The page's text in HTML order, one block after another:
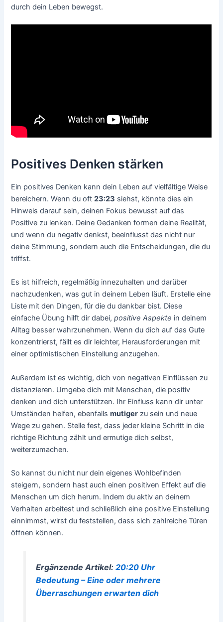
durch dein Leben bewegst.
Positives Denken stärken
Ein positives Denken kann dein Leben auf vielfältige Weise
bereichern. Wenn du oft23:23 siehst, könnte dies ein
Hinweis darauf sein, deinen Fokus bewusst auf das
Positive zu lenken. Deine Gedanken formen deine Realität,
und wenn du negativ denkst, beeinflusst das nicht nur
deine Stimmung, sondern auch die Entscheidungen, die du
triffst.
Es ist hilfreich, regelmäßig innezuhalten und darüber
nachzudenken, was gut in deinem Leben läuft. Erstelle eine
Liste mit den Dingen, für die du dankbar bist. Diese
einfache Übung hilft dir dabei,positive Aspekte in deinem
Alltag besser wahrzunehmen. Wenn du dich auf das Gute
konzentrierst, fällt es dir leichter, Herausforderungen mit
einer optimistischen Einstellung anzugehen.
Außerdem ist es wichtig, dich von negativen Einflüssen zu
distanzieren. Umgebe dich mit Menschen, die positiv
denken und dich unterstützen. Ihr Einfluss kann dir unter
Umständen helfen, ebenfallsmutiger zu sein und neue
Wege zu gehen. Stelle fest, dass jeder kleine Schritt in die
richtige Richtung zählt und ermutige dich selbst,
weiterzumachen.
So kannst du nicht nur dein eigenes Wohlbefinden
steigern, sondern hast auch einen positiven Effekt auf die
Menschen um dich herum. Indem du aktiv an deinem
Verhalten arbeitest und schließlich eine positive Einstellung
einnimmst, wirst du feststellen, dass sich zahlreiche Türen
öffnen können.
Ergänzende Artikel: 20:20 Uhr
Bedeutung – Eine oder mehrere
Überraschungen erwarten dich